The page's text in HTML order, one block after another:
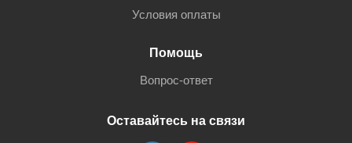
Условия оплаты
Помощь
Вопрос-ответ
Оставайтесь на связи